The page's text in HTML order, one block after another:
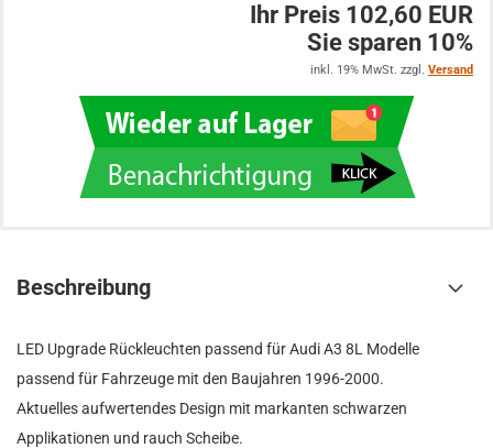
Ihr Preis 102,60 EUR
Sie sparen 10%
inkl. 19% MwSt. zzgl. Versand
Beschreibung
LED Upgrade Rückleuchten passend für Audi A3 8L Modelle
passend für Fahrzeuge mit den Baujahren 1996-2000.
Aktuelles aufwertendes Design mit markanten schwarzen
Applikationen und rauch Scheibe.